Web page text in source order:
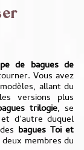
de bagues de
Vous avez
allant du
versions plus
trilogie, se
d’autre duquel
bagues Toi et
membres du